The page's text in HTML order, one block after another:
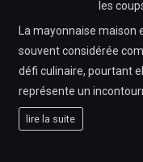
les
La mayonnaise maison
souvent considérée
défi culinaire, pourtant
représente un
lire la suite